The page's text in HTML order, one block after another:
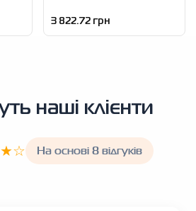
3 822.72 грн
наші клієнти
На основі 8 відгуків